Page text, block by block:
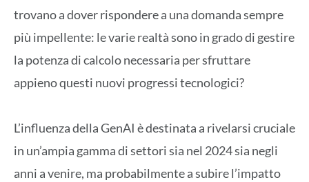
trovano a dover rispondere a una domanda sempre
più impellente: le varie realtà sono in grado di gestire
la potenza di calcolo necessaria per sfruttare
appieno questi nuovi progressi tecnologici?
L’influenza della GenAI è destinata a rivelarsi cruciale
in un’ampia gamma di settori sia nel 2024 sia negli
anni a venire, ma probabilmente a subire l’impatto